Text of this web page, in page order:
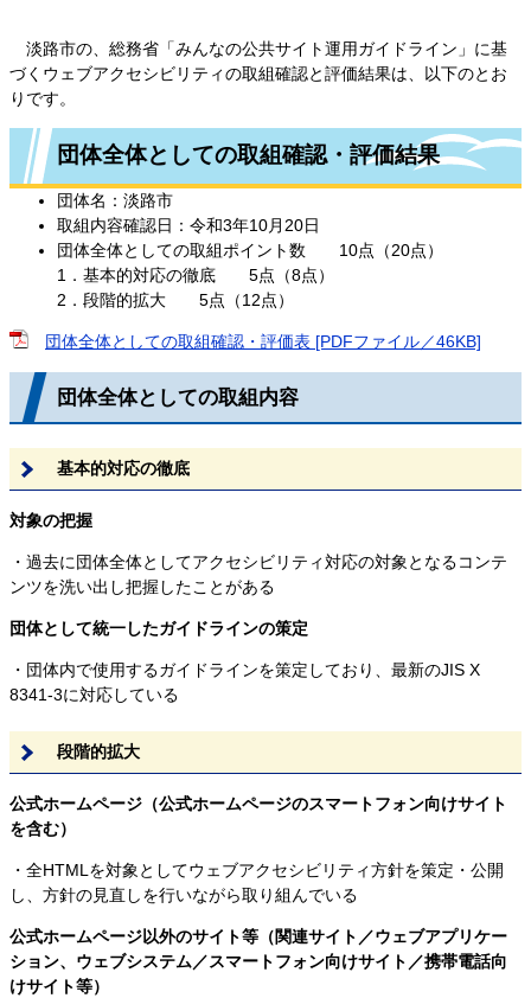
淡路市の、総務省「みんなの公共サイト運用ガイドライン」に基
づくウェブアクセシビリティの取組確認と評価結果は、以下のとお
りです。
団体全体としての取組確認・評価結果
団体名：淡路市
取組内容確認日：令和3年10月20日
団体全体としての取組ポイント数 10点（20点）
1．基本的対応の徹底 5点（8点）
2．段階的拡大 5点（12点）
団体全体としての取組確認・評価表 [PDFファイル／46KB]
団体全体としての取組内容
基本的対応の徹底
対象の把握
・過去に団体全体としてアクセシビリティ対応の対象となるコンテ
ンツを洗い出し把握したことがある
団体として統一したガイドラインの策定
・団体内で使用するガイドラインを策定しており、最新のJIS X
8341-3に対応している
段階的拡大
公式ホームページ（公式ホームページのスマートフォン向けサイト
を含む）
・全HTMLを対象としてウェブアクセシビリティ方針を策定・公開
し、方針の見直しを行いながら取り組んでいる
公式ホームページ以外のサイト等（関連サイト／ウェブアプリケー
ション、ウェブシステム／スマートフォン向けサイト／携帯電話向
けサイト等）